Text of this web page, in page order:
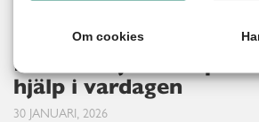
Boka till fjolårets
hjälp i vardagen
30 JANUARI, 2026
Om cookies